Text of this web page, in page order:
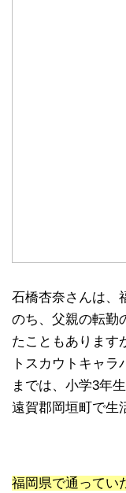
石橋杏奈さんは、
のち、父親の転勤
たこともあります
トスカウトキャ
までは、小学3年
遠賀郡岡垣町で生
福岡県で通ってい